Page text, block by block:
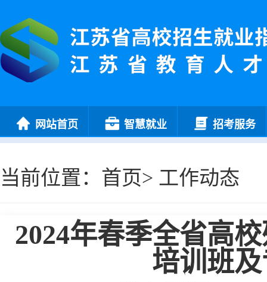
网站首页 智慧就业 招考服务
当前位置： 首页> 工作动态
2024年春季全省高
培训班